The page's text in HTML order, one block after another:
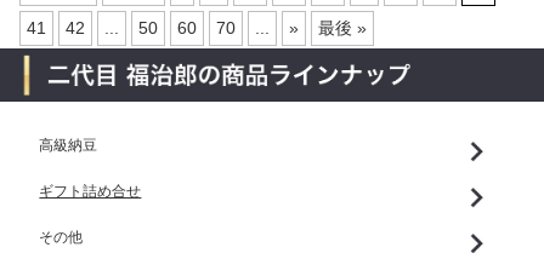
41 42 50 60 70 » 最後 »
高級納豆
ギフト詰め合せ
その他